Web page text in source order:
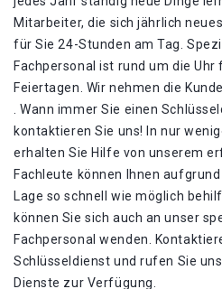
Mitarbeiter, die sich jährlich
für Sie 24-Stunden am Tag.
Fachpersonal ist rund um die Uhr
Feiertagen. Wir nehmen die
. Wann immer Sie einen
kontaktieren Sie uns! In nur
erhalten Sie Hilfe von unserem
Fachleute können Ihnen
Lage so schnell wie möglich
können Sie sich auch an unser
Fachpersonal wenden.
Schlüsseldienst und rufen Sie
Dienste zur Verfügung.